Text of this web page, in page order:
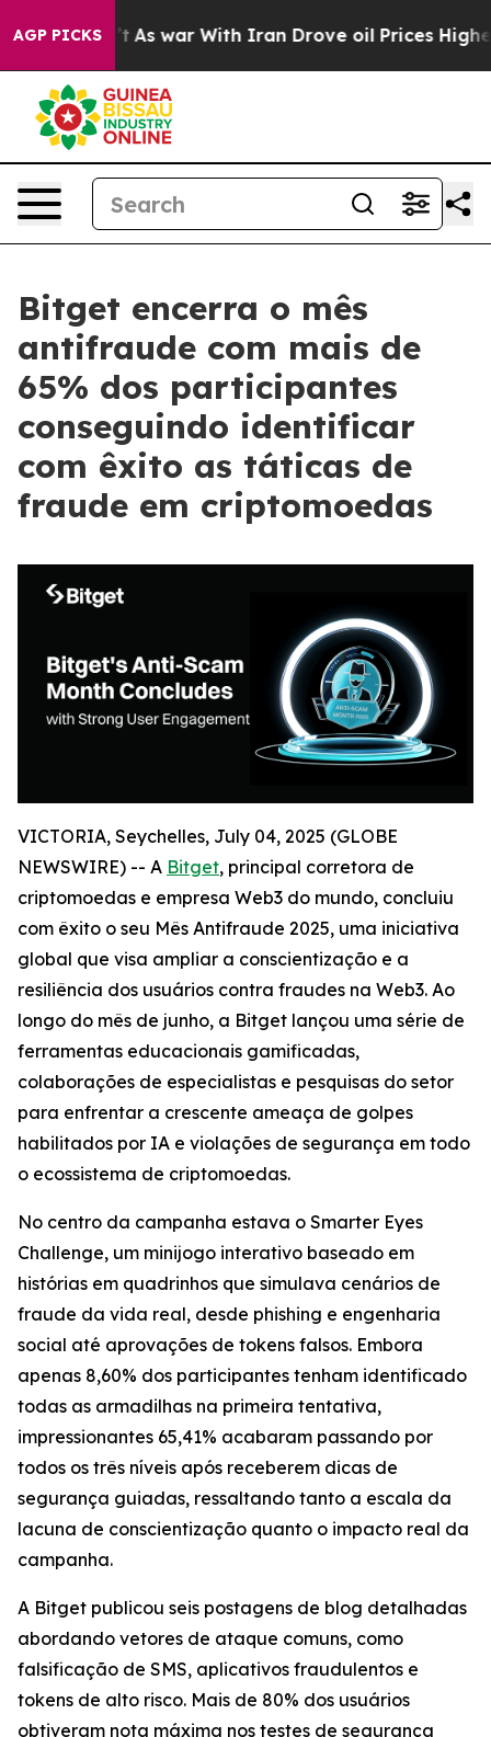
AGP PICKSAs war With Iran Drove oil Prices Higher,
Bitget encerra o mês
antifraude com mais de
65% dos participantes
conseguindo identificar
com êxito as táticas de
fraude em criptomoedas
VICTORIA, Seychelles, July 04, 2025 (GLOBE
NEWSWIRE) -- A Bitget, principal corretora de
criptomoedas e empresa Web3 do mundo, concluiu
com êxito o seu Mês Antifraude 2025, uma iniciativa
global que visa ampliar a conscientização e a
resiliência dos usuários contra fraudes na Web3. Ao
longo do mês de junho, a Bitget lançou uma série de
ferramentas educacionais gamificadas,
colaborações de especialistas e pesquisas do setor
para enfrentar a crescente ameaça de golpes
habilitados por IA e violações de segurança em todo
o ecossistema de criptomoedas.
No centro da campanha estava o Smarter Eyes
Challenge, um minijogo interativo baseado em
histórias em quadrinhos que simulava cenários de
fraude da vida real, desde phishing e engenharia
social até aprovações de tokens falsos. Embora
apenas 8,60% dos participantes tenham identificado
todas as armadilhas na primeira tentativa,
impressionantes 65,41% acabaram passando por
todos os três níveis após receberem dicas de
segurança guiadas, ressaltando tanto a escala da
lacuna de conscientização quanto o impacto real da
campanha.
A Bitget publicou seis postagens de blog detalhadas
abordando vetores de ataque comuns, como
falsificação de SMS, aplicativos fraudulentos e
tokens de alto risco. Mais de 80% dos usuários
obtiveram nota máxima nos testes de segurança